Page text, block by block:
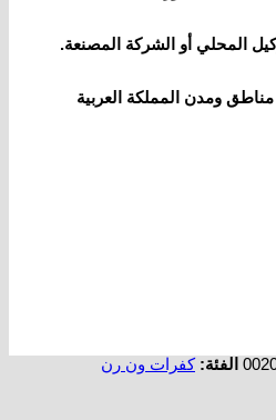
المحلي أو الشركة المصنعة.
ومدن المملكة العربية
الفئة: كفرات ون رن